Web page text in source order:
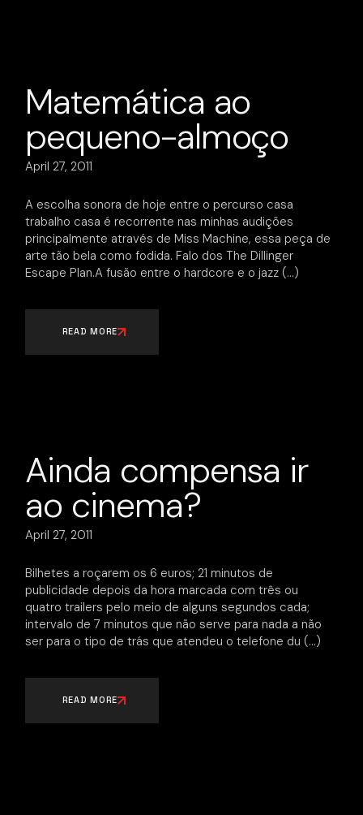
Matemática ao
pequeno-almoço
April 27, 2011
A escolha sonora de hoje entre o percurso casa
trabalho casa é recorrente nas minhas audições
principalmente através de Miss Machine, essa peça de
arte tão bela como fodida. Falo dos The Dillinger
Escape Plan.A fusão entre o hardcore e o jazz
READ MORE
Ainda compensa ir
ao cinema?
April 27, 2011
Bilhetes a roçarem os 6 euros; 21 minutos de
publicidade depois da hora marcada com três ou
quatro trailers pelo meio de alguns segundos cada;
intervalo de 7 minutos que não serve para nada a não
ser para o tipo de trás que atendeu o telefone du
READ MORE